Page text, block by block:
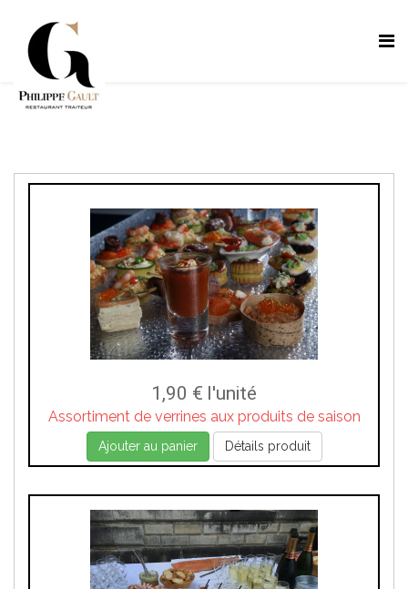
1,90 € l'unité
Assortiment de verrines aux produits de saison
Ajouter au panier Détails produit